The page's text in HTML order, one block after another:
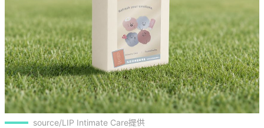
source/LIP Intimate Care提供